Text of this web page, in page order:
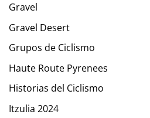
Gravel
Gravel Desert
Grupos de Ciclismo
Haute Route Pyrenees
Historias del Ciclismo
Itzulia 2024